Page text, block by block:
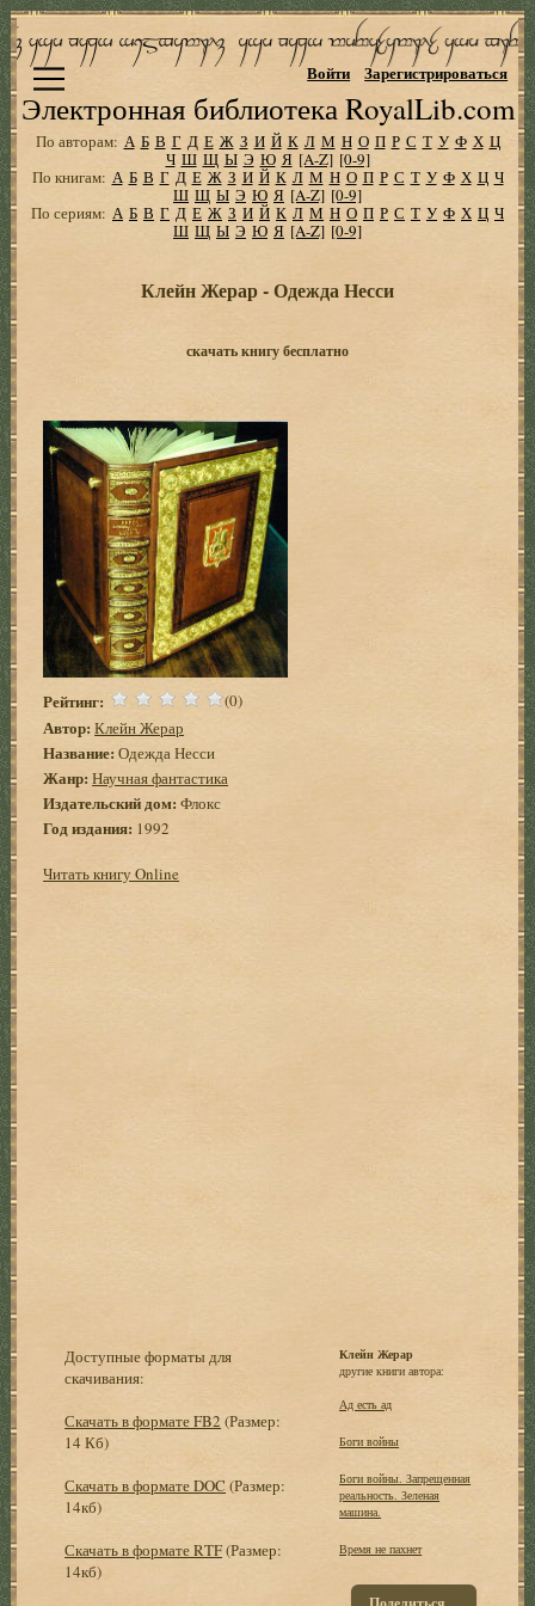
Электронная библиотека RoyalLib.com
Войти Зарегистрироваться
По авторам: А Б В Г Д Е Ж З И Й К Л М Н О П Р С Т У Ф Х Ц
Ч Ш Щ Ы Э Ю Я [A-Z] [0-9]
По книгам: А Б В Г Д Е Ж З И Й К Л М Н О П Р С Т У Ф Х Ц Ч
Ш Щ Ы Э Ю Я [A-Z] [0-9]
По сериям: А Б В Г Д Е Ж З И Й К Л М Н О П Р С Т У Ф Х Ц Ч
Ш Щ Ы Э Ю Я [A-Z] [0-9]
Клейн Жерар - Одежда Несси
скачать книгу бесплатно
Рейтинг: (0)
Автор: Клейн Жерар
Название: Одежда Несси
Жанр: Научная фантастика
Издательский дом: Флокс
Год издания: 1992
Читать книгу Online
Доступные форматы для
скачивания:
Скачать в формате FB2 (Размер:
14 Кб)
Скачать в формате DOC (Размер:
14кб)
Скачать в формате RTF(Размер:
14кб)
Клейн Жерар
другие книги автора:
Ад есть ад
Боги войны
Боги войны. Запрещенная
реальность. Зеленая
машина.
Время не пахнет